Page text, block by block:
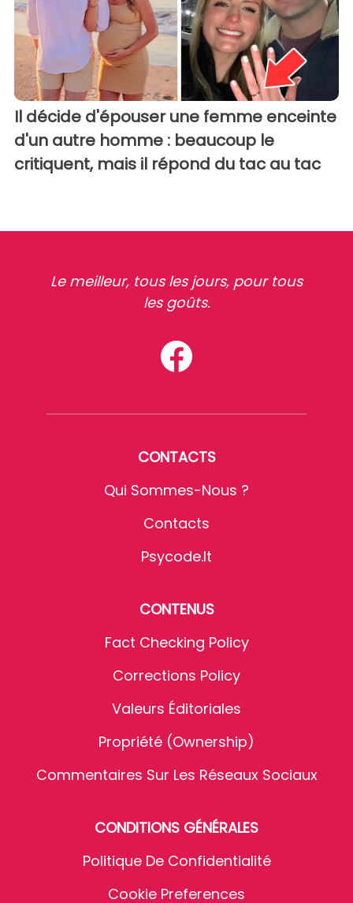
Il décide d'épouser une femme enceinte
d'un autre homme : beaucoup le
critiquent, mais il répond du tac au tac
Le meilleur, tous les jours, pour tous
les goûts.
CONTACTS
Qui Sommes-Nous ?
Contacts
Psycode.it
CONTENUS
Fact Checking Policy
Corrections Policy
Valeurs Éditoriales
Propriété (Ownership)
Commentaires Sur Les Réseaux Sociaux
CONDITIONS GÉNÉRALES
Politique De Confidentialité
Cookie Preferences